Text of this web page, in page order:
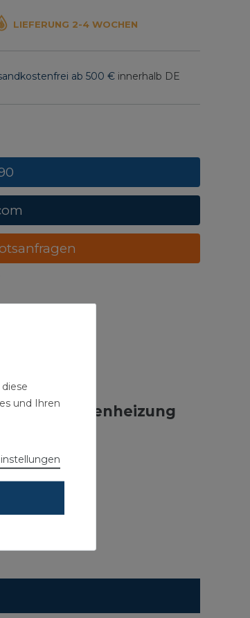
LIEFERUNG 2-4 WOCHEN
ab 500 € innerhalb DE
Fußbodenheizung
und Ihren